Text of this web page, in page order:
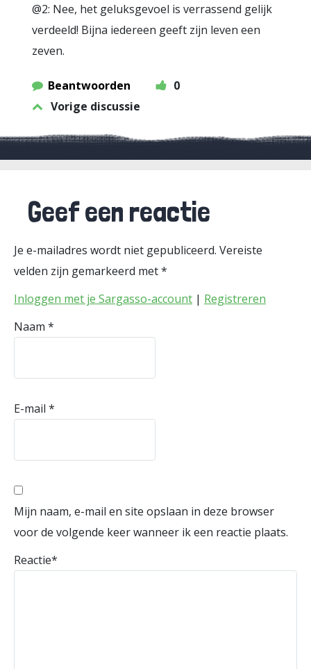
@2: Nee, het geluksgevoel is verrassend gelijk
verdeeld! Bijna iedereen geeft zijn leven een
zeven.
Beantwoorden
0
Vorige discussie
Geef een reactie
Je e-mailadres wordt niet gepubliceerd. Vereiste
velden zijn gemarkeerd met*
Inloggen met je Sargasso-account | Registreren
Naam *
E-mail *
Mijn naam, e-mail en site opslaan in deze browser
voor de volgende keer wanneer ik een reactie plaats.
Reactie*